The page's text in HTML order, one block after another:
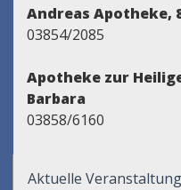
Andreas Apotheke,
03854/2085
Apotheke zur
Barbara
03858/6160
Aktuelle